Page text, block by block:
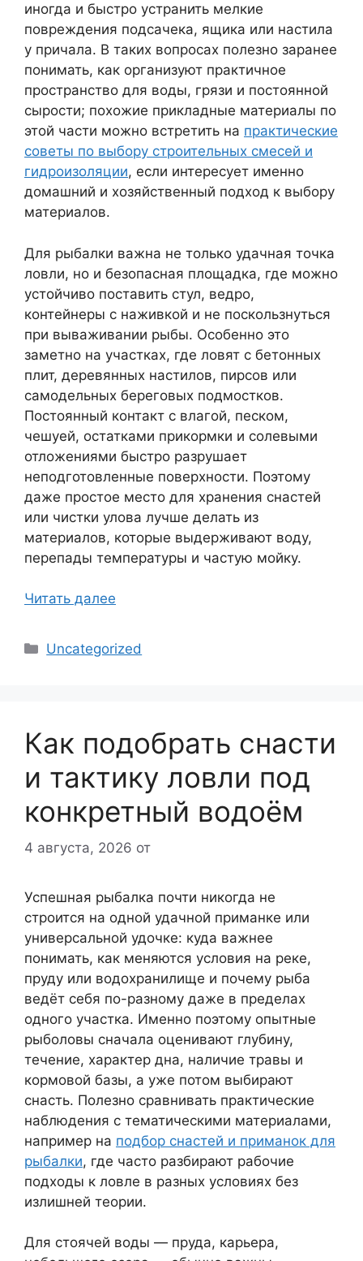
иногда и быстро устранить мелкие
повреждения подсачека, ящика или настила
у причала. В таких вопросах полезно заранее
понимать, как организуют практичное
пространство для воды, грязи и постоянной
сырости; похожие прикладные материалы по
этой части можно встретить на практические
советы по выбору строительных смесей и
гидроизоляции, если интересует именно
домашний и хозяйственный подход к выбору
материалов.
Для рыбалки важна не только удачная точка
ловли, но и безопасная площадка, где можно
устойчиво поставить стул, ведро,
контейнеры с наживкой и не поскользнуться
при вываживании рыбы. Особенно это
заметно на участках, где ловят с бетонных
плит, деревянных настилов, пирсов или
самодельных береговых подмостков.
Постоянный контакт с влагой, песком,
чешуей, остатками прикормки и солевыми
отложениями быстро разрушает
неподготовленные поверхности. Поэтому
даже простое место для хранения снастей
или чистки улова лучше делать из
материалов, которые выдерживают воду,
перепады температуры и частую мойку.
Читать далее
Рубрики
Uncategorized
Как подобрать снасти
и тактику ловли под
конкретный водоём
4 августа, 2026 от
Успешная рыбалка почти никогда не
строится на одной удачной приманке или
универсальной удочке: куда важнее
понимать, как меняются условия на реке,
пруду или водохранилище и почему рыба
ведёт себя по-разному даже в пределах
одного участка. Именно поэтому опытные
рыболовы сначала оценивают глубину,
течение, характер дна, наличие травы и
кормовой базы, а уже потом выбирают
снасть. Полезно сравнивать практические
наблюдения с тематическими материалами,
например на подбор снастей и приманок для
рыбалки, где часто разбирают рабочие
подходы к ловле в разных условиях без
излишней теории.
Для стоячей воды — пруда, карьера,